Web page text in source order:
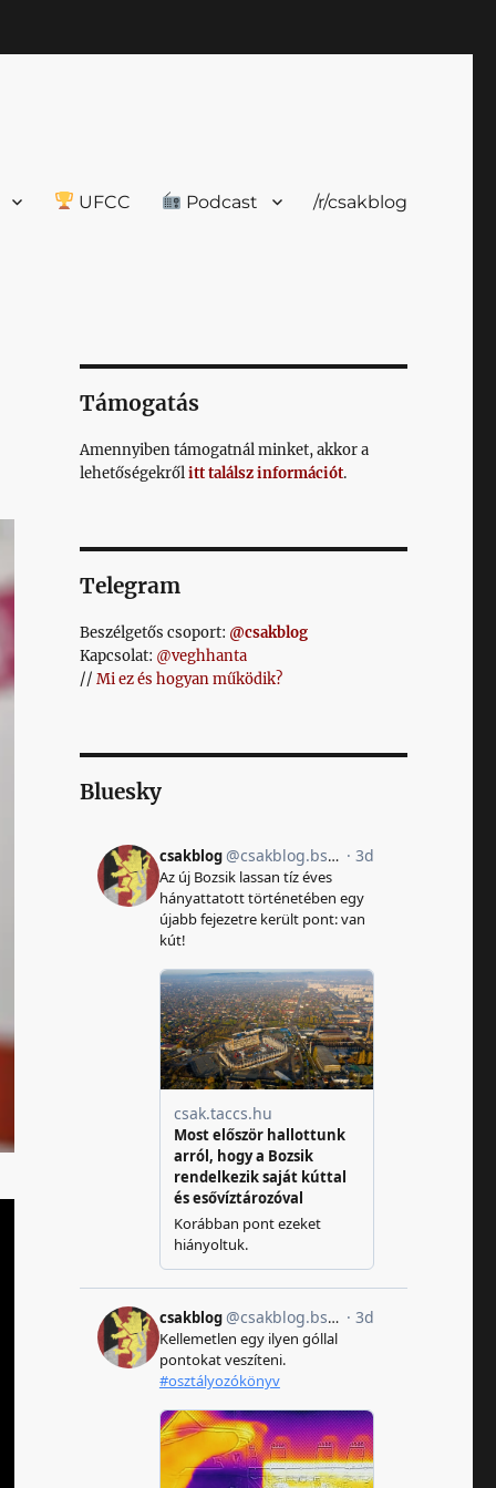
UFCC Podcast /r/csakblog
Támogatás
Amennyiben támogatnál minket, akkor a
lehetőségekrőlitt találsz információt.
Telegram
Beszélgetős csoport: @csakblog
Kapcsolat: @veghhanta
// Mi ez és hogyan működik?
Bluesky